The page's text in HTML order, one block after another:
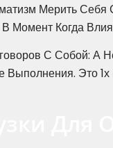
Мерить
Момент Когда
С Собой:
Это